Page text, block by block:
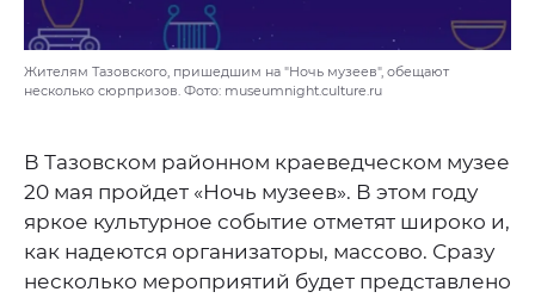
Жителям Тазовского, пришедшим на "Ночь музеев", обещают
несколько сюрпризов. Фото: museumnight.culture.ru
В Тазовском районном краеведческом музее
20 мая пройдет «Ночь музеев». В этом году
яркое культурное событие отметят широко и,
как надеются организаторы, массово. Сразу
несколько мероприятий будет представлено